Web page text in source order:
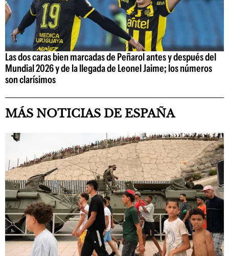
Las dos caras bien marcadas de Peñarol antes y después del
Mundial 2026 y de la llegada de Leonel Jaime; los números
son clarísimos
MÁS NOTICIAS DE ESPAÑA